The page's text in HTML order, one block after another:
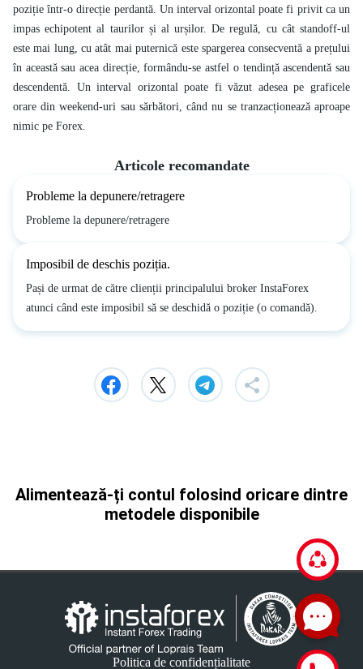
poziție într-o direcție perdantă. Un interval orizontal poate fi privit ca un
impas echipotent al taurilor și al urșilor. De regulă, cu cât standoff-ul
este mai lung, cu atât mai puternică este spargerea consecventă a prețului
în această sau acea direcție, formându-se astfel o tendință ascendentă sau
descendentă. Un interval orizontal poate fi văzut adesea pe graficele
orare din weekend-uri sau sărbători, când nu se tranzacționează aproape
nimic pe Forex.
Articole recomandate
Probleme la depunere/retragere
Probleme la depunere/retragere
Imposibil de deschis poziția.
Pași de urmat de către clienții principalului broker InstaForex
atunci când este imposibil să se deschidă o poziție (o comandă).
Alimentează-ți contul folosind oricare dintre
metodele disponibile
Politica de confidențialitate